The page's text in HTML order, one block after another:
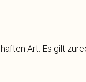
Art. Es gilt